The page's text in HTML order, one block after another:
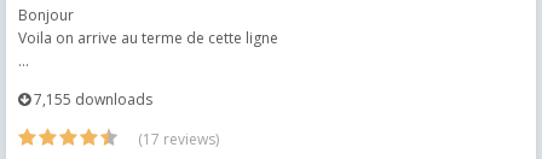
Bonjour
Voila on arrive au terme de cette ligne
...
7,155 downloads
(17 reviews)